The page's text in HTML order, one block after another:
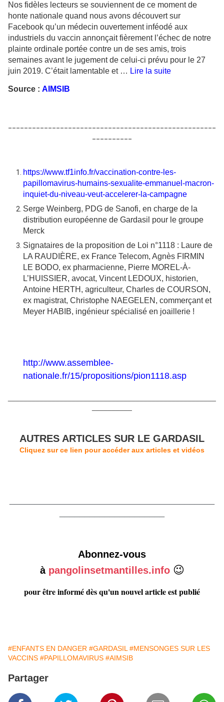
Nos fidèles lecteurs se souviennent de ce moment de
honte nationale quand nous avons découvert sur
Facebook qu’un médecin ouvertement inféodé aux
industriels du vaccin annonçait fièrement l’échec de notre
plainte ordinale portée contre un de ses amis, trois
semaines avant le jugement de celui-ci prévu pour le 27
juin 2019. C’était lamentable et … Lire la suite
Source : AIMSIB
https://www.tf1info.fr/vaccination-contre-les-
papillomavirus-humains-sexualite-emmanuel-macron-
inquiet-du-niveau-veut-accelerer-la-campagne
Serge Weinberg, PDG de Sanofi, en charge de la
distribution européenne de Gardasil pour le groupe
Merck
Signataires de la proposition de Loi n°1118 : Laure de
LA RAUDIÈRE, ex France Telecom, Agnès FIRMIN
LE BODO, ex pharmacienne, Pierre MOREL-À-
L’HUISSIER, avocat, Vincent LEDOUX, historien,
Antoine HERTH, agriculteur, Charles de COURSON,
ex magistrat, Christophe NAEGELEN, commerçant et
Meyer HABIB, ingénieur spécialisé en joaillerie !
http://www.assemblee-
nationale.fr/15/propositions/pion1118.asp
AUTRES ARTICLES SUR LE GARDASIL
Cliquez sur ce lien pour accéder aux articles et vidéos
Abonnez-vous
à pangolinsetmantilles.info 😉
pour être informé dès qu'un nouvel article est publié
#ENFANTS EN DANGER #GARDASIL #MENSONGES SUR LES
VACCINS #PAPILLOMAVIRUS #AIMSIB
Partager